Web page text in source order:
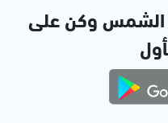
الشمس وكن على